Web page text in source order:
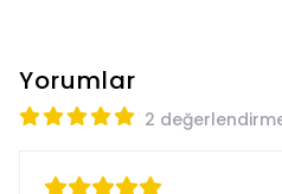
Yorumlar
2